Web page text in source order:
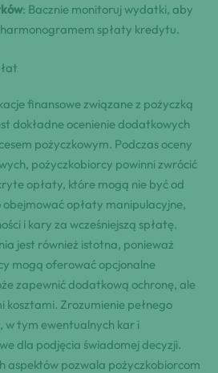
: Bacznie monitoruj wydatki, aby
spłaty kredytu.
finansowe związane z pożyczką
dokładne ocenienie dodatkowych
pożyczkowym. Podczas oceny
pożyczkobiorcy powinni zwrócić
opłaty, które mogą nie być od
opłaty manipulacyjne,
i kary za wcześniejszą spłatę.
jest również istotna, ponieważ
mogą oferować opcjonalne
zapewnić dodatkową ochronę, ale
kosztami. Zrozumienie pełnego
w tym ewentualnych kar i
dla podjęcia świadomej decyzji.
aspektów pozwala pożyczkobiorcom